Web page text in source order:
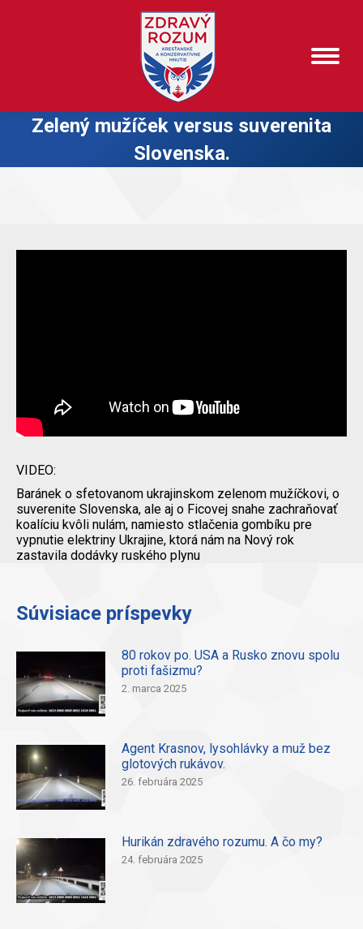
Zelený mužíček versus suverenita
Slovenska.
VIDEO:
Baránek o sfetovanom ukrajinskom zelenom mužíčkovi, o
suverenite Slovenska, ale aj o Ficovej snahe zachraňovať
koalíciu kvôli nulám, namiesto stlačenia gombíku pre
vypnutie elektriny Ukrajine, ktorá nám na Nový rok
zastavila dodávky ruského plynu
Súvisiace príspevky
80 rokov po. USA a Rusko znovu spolu
proti fašizmu?
2. marca 2025
Agent Krasnov, lysohlávky a muž bez
glotových rukávov.
26. februára 2025
Hurikán zdravého rozumu. A čo my?
24. februára 2025